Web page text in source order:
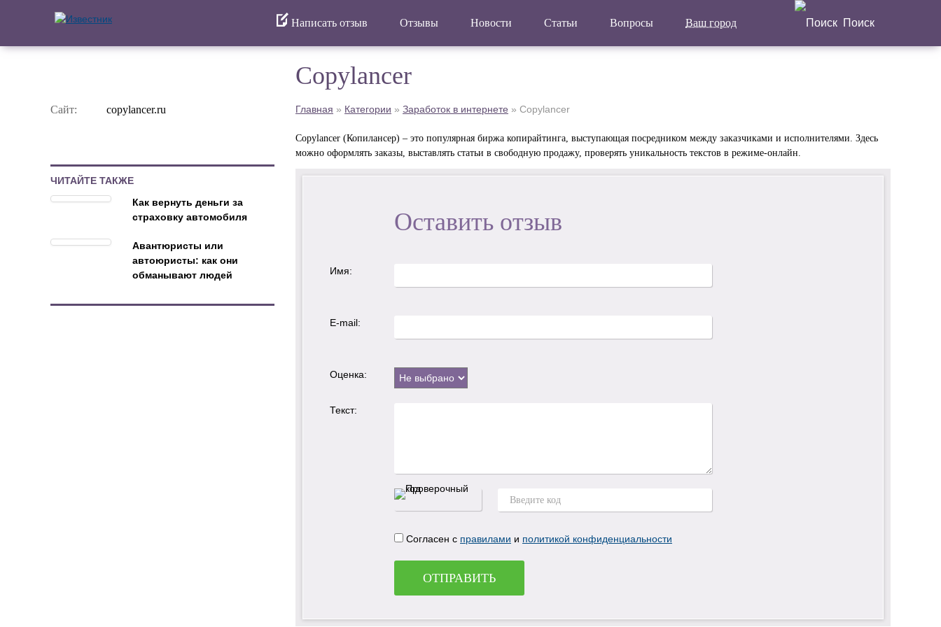
Написать отзыв Отзывы Новости Статьи Вопросы Ваш город Поиск
Сайт: copylancer.ru
ЧИТАЙТЕ ТАКЖЕ
Как вернуть деньги за
страховку автомобиля
Авантюристы или
автоюристы: как они
обманывают людей
Copylancer
Главная » Категории » Заработок в интернете » Copylancer
Copylancer (Копилансер) – это популярная биржа копирайтинга, выступающая посредником между заказчиками и исполнителями. Здесь
можно оформлять заказы, выставлять статьи в свободную продажу, проверять уникальность текстов в режиме-онлайн.
Оставить отзыв
Имя:
E-mail:
Оценка:
Текст:
Согласен с правилами и политикой конфиденциальности
ОТПРАВИТЬ
Написать отзыв
Статьи
Поделиться